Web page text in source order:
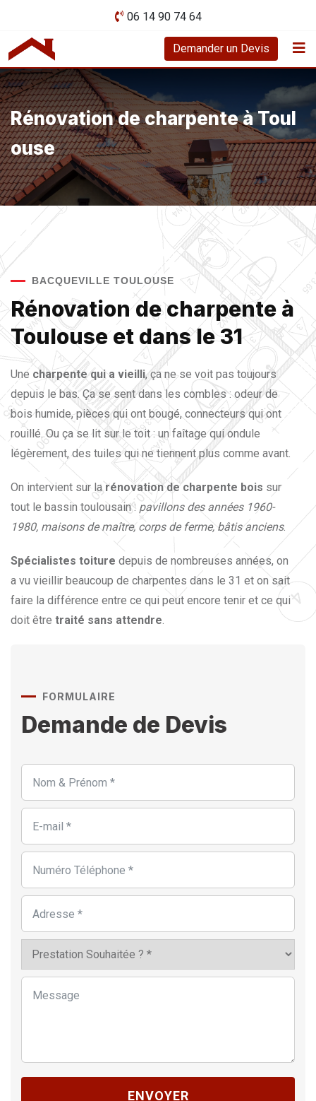
06 14 90 74 64
Demander un Devis
Rénovation de charpente à Toul
ouse
BACQUEVILLE TOULOUSE
Rénovation de charpente à
Toulouse et dans le 31
Une charpente qui a vieilli, ça ne se voit pas toujours
depuis le bas. Ça se sent dans les combles : odeur de
bois humide, pièces qui ont bougé, connecteurs qui ont
rouillé. Ou ça se lit sur le toit : un faîtage qui ondule
légèrement, des tuiles qui ne tiennent plus comme avant.
On intervient sur larénovation de charpente bois sur
tout le bassin toulousain : pavillons des années 1960-
1980, maisons de maître, corps de ferme, bâtis anciens.
Spécialistes toiture depuis de nombreuses années, on
a vu vieillir beaucoup de charpentes dans le 31 et on sait
faire la différence entre ce qui peut encore tenir et ce qui
doit être traité sans attendre.
FORMULAIRE
Demande de Devis